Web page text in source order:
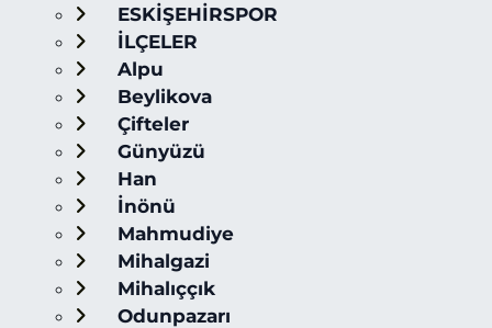
ESKİŞEHİRSPOR
İLÇELER
Alpu
Beylikova
Çifteler
Günyüzü
Han
İnönü
Mahmudiye
Mihalgazi
Mihalıççık
Odunpazarı